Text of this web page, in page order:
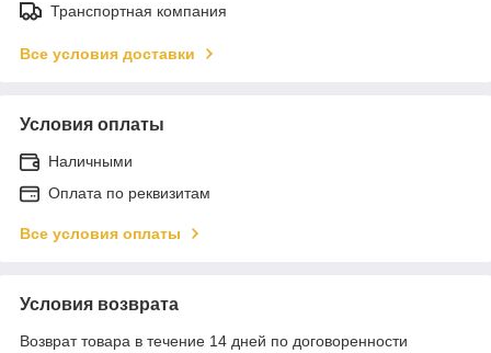
Транспортная компания
Все условия доставки
Условия оплаты
Наличными
Оплата по реквизитам
Все условия оплаты
Условия возврата
Возврат товара в течение 14 дней по договоренности